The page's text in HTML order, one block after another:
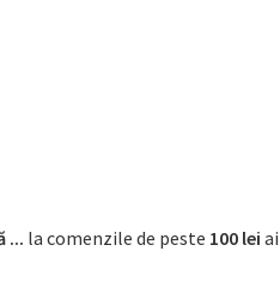
... la comenzile de peste 100 lei ai